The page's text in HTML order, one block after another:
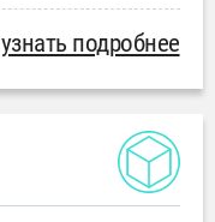
узнать подробнее